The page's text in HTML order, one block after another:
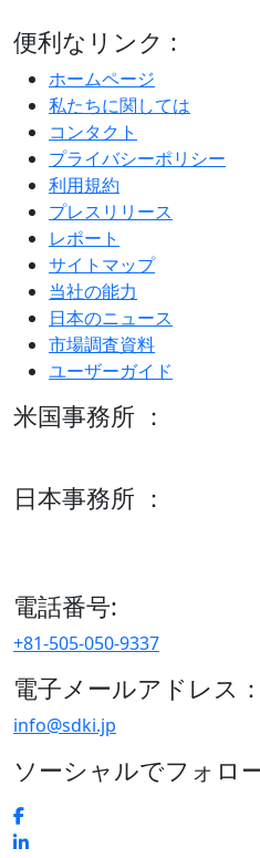
便利なリンク :
ホームページ
私たちに関しては
コンタクト
プライバシーポリシー
利用規約
プレスリリース
レポート
サイトマップ
当社の能力
日本のニュース
市場調査資料
ユーザーガイド
米国事務所 ：
日本事務所 ：
電話番号:
+81-505-050-9337
電子メールアドレス：
info@sdki.jp
ソーシャルでフォロ